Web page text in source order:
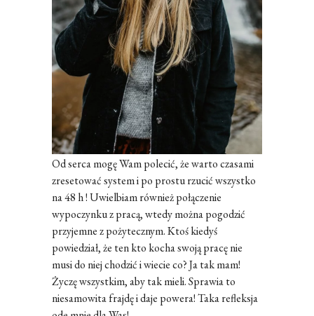
Od serca mogę Wam polecić, że warto czasami
zresetować system i po prostu rzucić wszystko
na 48 h ! Uwielbiam również połączenie
wypoczynku z pracą, wtedy można pogodzić
przyjemne z pożytecznym. Ktoś kiedyś
powiedział, że ten kto kocha swoją pracę nie
musi do niej chodzić i wiecie co? Ja tak mam!
Życzę wszystkim, aby tak mieli. Sprawia to
niesamowita frajdę i daje powera! Taka refleksja